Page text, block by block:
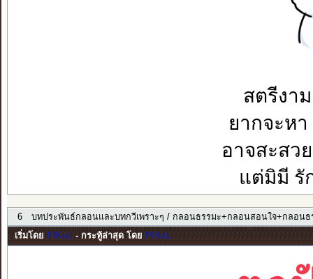
สตรีงา
ยากจะห
อาจสะสว
แต่มิมี รั
6 บทประพันธ์กลอนและบทกวีเพราะๆ / กลอนธรรมะ+กลอนสอนใจ+กลอน
เริ่มโดย PIKuL- กระทู้ล่าสุด โดย PIKuL